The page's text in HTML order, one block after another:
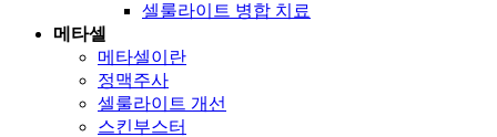
셀룰라이트 병합 치료
메타셀
메타셀이란
정맥주사
셀룰라이트 개선
스킨부스터